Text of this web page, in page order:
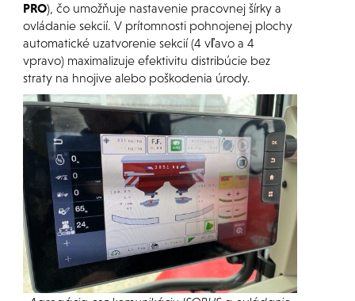
PRO), čo umožňuje nastavenie pracovnej šírky a
ovládanie sekcií. V prítomnosti pohnojenej plochy
automatické uzatvorenie sekcií (4 vľavo a 4
vpravo) maximalizuje efektivitu distribúcie bez
straty na hnojive alebo poškodenia úrody.